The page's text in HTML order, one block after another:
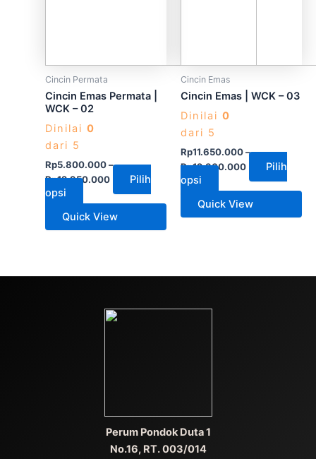
Cincin Permata
Cincin Emas Permata |
WCK – 02
Dinilai 0
dari 5
Rp5.800.000–
Rp12.950.000
Pilih
opsi
Quick View
Cincin Emas
Cincin Emas | WCK – 03
Dinilai 0
dari 5
Rp11.650.000–
Rp12.300.000
Pilih
opsi
Quick View
Perum Pondok Duta 1
No.16, RT. 003/014